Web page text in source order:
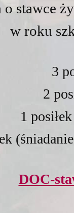
stawce
w roku
3
2
1
DOC-